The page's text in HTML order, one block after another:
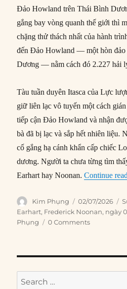
Đảo Howland trên Thái Bình
gắng bay vòng quanh thế giới thì
chặng thử thách nhất của hành
đến Đảo Howland — một hòn đảo
Dương — nằm cách đó 2.227 hải
Tàu tuần duyên Itasca của Lực
giữ liên lạc vô tuyến một cách
tiếp cận Đảo Howland và nhận
bà đã bị lạc và sắp hết nhiên liệu.
cố gắng hạ cánh khẩn cấp chiếc
dương. Người ta chưa từng tìm
Earhart hay Noonan.Continue
Author
Kim Phụng
Posted
on
02/07/2026
Earhart, Frederick Noonan, ngày
Phụng
0 Comments
Search